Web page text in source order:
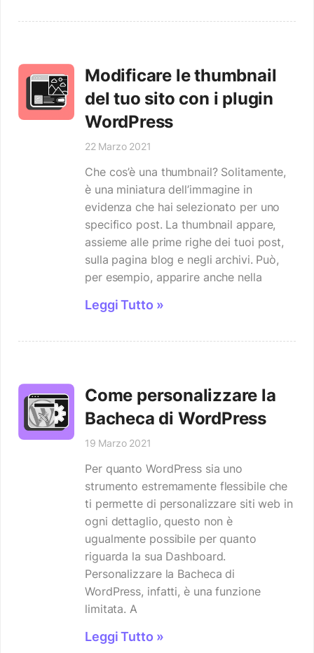
Modificare le thumbnail
del tuo sito con i plugin
WordPress
22 Marzo 2021
Che cos’è una thumbnail? Solitamente,
è una miniatura dell’immagine in
evidenza che hai selezionato per uno
specifico post. La thumbnail appare,
assieme alle prime righe dei tuoi post,
sulla pagina blog e negli archivi. Può,
per esempio, apparire anche nella
Leggi Tutto »
Come personalizzare la
Bacheca di WordPress
19 Marzo 2021
Per quanto WordPress sia uno
strumento estremamente flessibile che
ti permette di personalizzare siti web in
ogni dettaglio, questo non è
ugualmente possibile per quanto
riguarda la sua Dashboard.
Personalizzare la Bacheca di
WordPress, infatti, è una funzione
limitata. A
Leggi Tutto »